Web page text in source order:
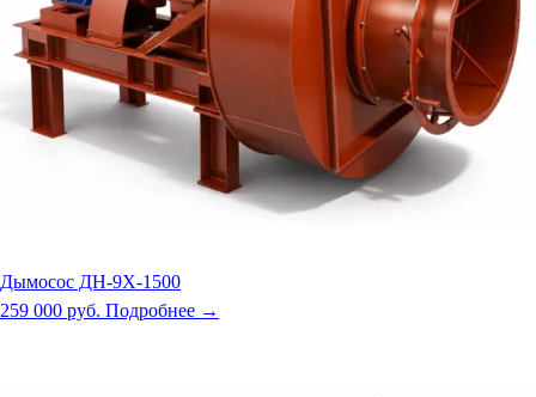
Дымосос ДН-9Х-1500
259 000 руб. Подробнее →